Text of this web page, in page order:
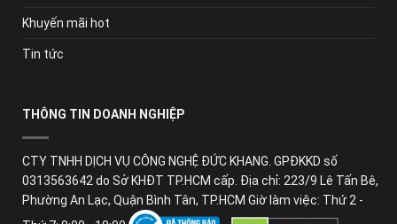
Khuyến mãi hot
Tin tức
THÔNG TIN DOANH NGHIỆP
CTY TNHH DỊCH VỤ CÔNG NGHỆ ĐỨC KHANG. GPĐKKD số
0313563642 do Sở KHĐT TP.HCM cấp. Địa chỉ: 223/9 Lê Tấn Bê,
Phường An Lạc, Quận Bình Tân, TP.HCM Giờ làm việc: Thứ 2 -